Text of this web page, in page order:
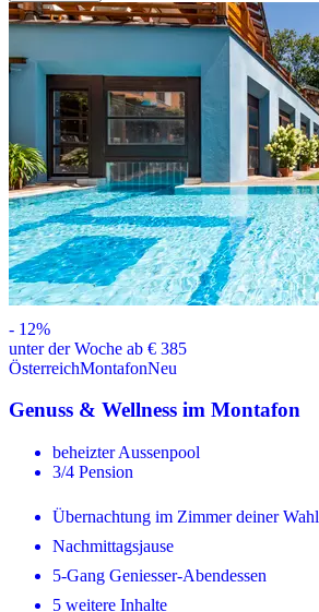
- 12%
unter der Woche ab € 385
ÖsterreichMontafonNeu
Genuss & Wellness im Montafon
beheizter Aussenpool
3/4 Pension
Übernachtung im Zimmer deiner Wahl
Nachmittagsjause
5-Gang Geniesser-Abendessen
5 weitere Inhalte